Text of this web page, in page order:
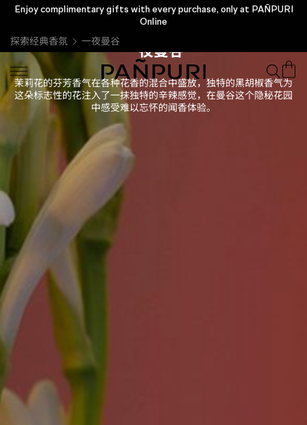
Enjoy complimentary gifts with every purchase, only at PAÑPURI
Online
探索经典香氛
一夜曼谷 一夜曼谷
茉莉花的芬芳香气在各种花香的混合中盛放，独特的黑胡椒香气为
这朵标志性的花注入了一抹独特的辛辣感觉，在曼谷这个隐秘花园
中感受难以忘怀的闻香体验。